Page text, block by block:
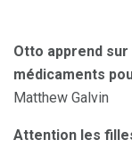
Otto apprend
médicaments
Matthew Galvin
Attention les